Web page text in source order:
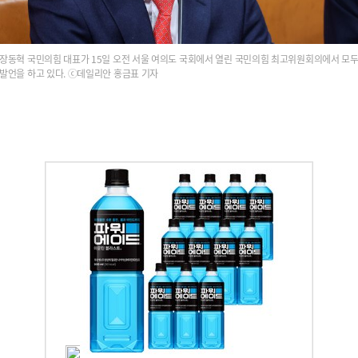
장동혁 국민의힘 대표가 15일 오전 서울 여의도 국회에서 열린 국민의힘 최고위원회의에서 모두
발언을 하고 있다. ⓒ데일리안 홍금표 기자